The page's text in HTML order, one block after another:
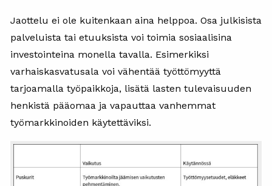
Jaottelu ei ole kuitenkaan aina helppoa. Osa julkisista
palveluista tai etuuksista voi toimia sosiaalisina
investointeina monella tavalla. Esimerkiksi
varhaiskasvatusala voi vähentää työttömyyttä
tarjoamalla työpaikkoja, lisätä lasten tulevaisuuden
henkistä pääomaa ja vapauttaa vanhemmat
työmarkkinoiden käytettäviksi.